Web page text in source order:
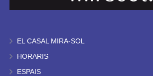
EL CASAL MIRA-SOL
HORARIS
ESPAIS